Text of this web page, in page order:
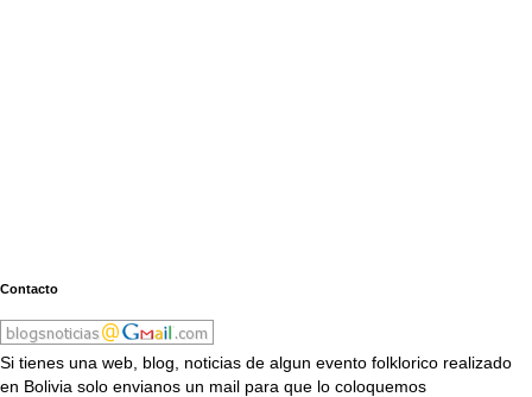
Contacto
Si tienes una web, blog, noticias de algun evento folklorico realizado
en Bolivia solo envianos un mail para que lo coloquemos